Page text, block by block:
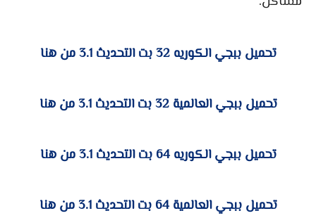
تحميل ببجي الكوريه 32 بت التحديث 3.1 من هنا
تحميل ببجي العالمية 32 بت التحديث 3.1 من هنا
تحميل ببجي الكوريه 64 بت التحديث 3.1 من هنا
تحميل ببجي العالمية 64 بت التحديث 3.1 من هنا